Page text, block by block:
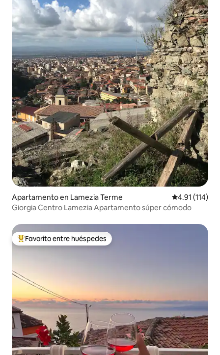
Apartamento en Lamezia Terme Calificación
4.91 (114)
Giorgia Centro Lamezia Apartamento súper cómodo
Favorito entre huéspedes preferido
Favorito entre huéspedes